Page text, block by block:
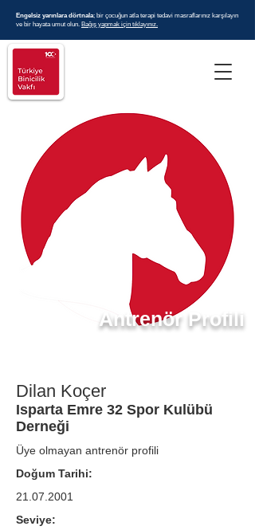
Engelsiz yarınlara dörtnala; bir çocuğun atla terapi tedavi masraflarınız karşılayın
ve bir hayata umut olun. Bağış yapmak için tıklayınız.
Antrenör Profili
Dilan Koçer
Isparta Emre 32 Spor Kulübü
Derneği
Üye olmayan antrenör profili
Doğum Tarihi:
21.07.2001
Seviye: